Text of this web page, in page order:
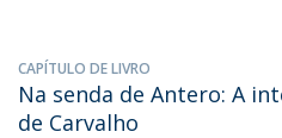
CAPÍTULO DE LIVRO
Na senda de Antero: A
de Carvalho